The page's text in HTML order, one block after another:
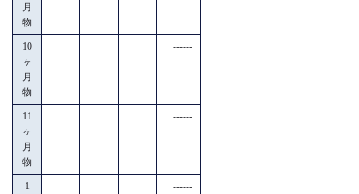
月
物
10
ヶ
月
物
------
11
ヶ
月
物
------
1
------